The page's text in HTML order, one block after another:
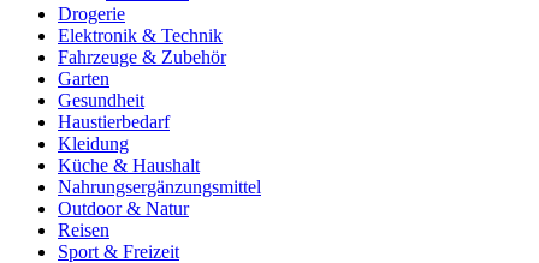
Drogerie
Elektronik & Technik
Fahrzeuge & Zubehör
Garten
Gesundheit
Haustierbedarf
Kleidung
Küche & Haushalt
Nahrungsergänzungsmittel
Outdoor & Natur
Reisen
Sport & Freizeit